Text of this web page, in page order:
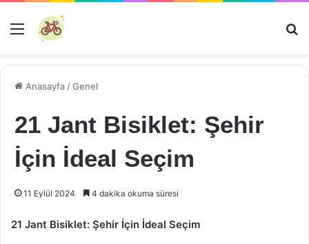
Menü
Anasayfa /Genel
21 Jant Bisiklet: Şehir
İçin İdeal Seçim
11 Eylül 2024 4 dakika okuma süresi
21 Jant Bisiklet: Şehir İçin İdeal Seçim